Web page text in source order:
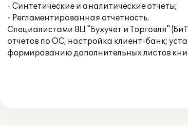
- Синтетические и аналитические отчеты;
- Регламентированная отчетность.
Специалистами ВЦ "Бухучет и Торговля"
отчетов по ОС, настройка клиент-банк;
формированию дополнительных листов